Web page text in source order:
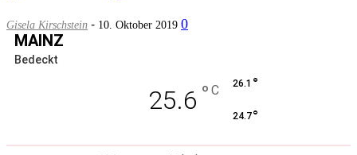
Gisela Kirschstein - 10. Oktober 2019 0
MAINZ
Bedeckt
25.6 ° C 26.1 °
24.7°